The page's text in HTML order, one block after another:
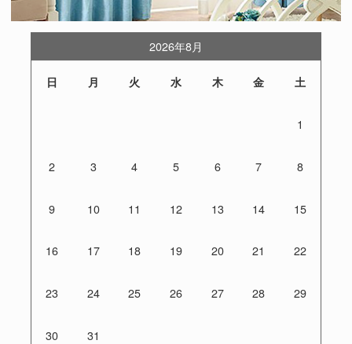
2026年8月
日 月 火 水 木 金 土
1
2 3 4 5 6 7 8
9 10 11 12 13 14 15
16 17 18 19 20 21 22
23 24 25 26 27 28 29
30 31